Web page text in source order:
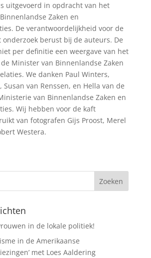
uitgevoerd in opdracht van het
Zaken en
De verantwoordelĳkheid voor de
berust bĳ de auteurs. De
per definitie een weergave van het
Minister van Binnenlandse Zaken
We danken Paul Winters,
Susan van Renssen, en Hella van de
van Binnenlandse Zaken en
Wij hebben voor de kaft
van fotografen Gijs Proost, Merel
Westera.
in de lokale politiek!
in de Amerikaanse
met Loes Aaldering